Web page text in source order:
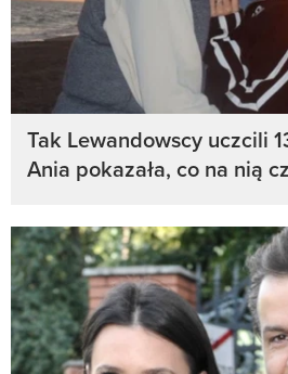
Tak Lewandowscy uczcili
Ania pokazała, co na nią